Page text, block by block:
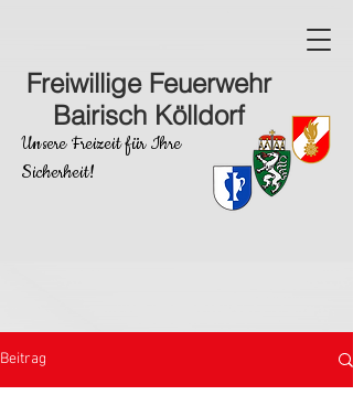
Freiwillige Feuerwehr
Bairisch Kölldorf
Unsere Freizeit für Ihre
Sicherheit!
Beitrag